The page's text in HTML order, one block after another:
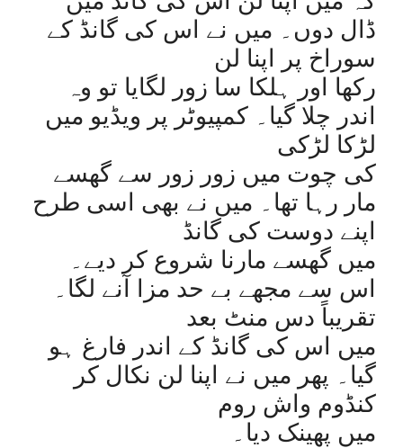
ڈال دوں۔ میں نے اس کی گانڈ کے
سوراخ پر اپنا لن
رکھا اور ہلکا سا زور لگایا تو وہ
اندر چلا گیا۔ کمپیوٹر پر ویڈیو میں
لڑکا لڑکی
کی چوت میں زور زور سے گھسے
مار رہا تھا۔ میں نے بھی اسی طرح
اپنے دوست کی گانڈ
میں گھسے مارنا شروع کر دیے۔
اس سے مجھے بے حد مزا آنے لگا۔
تقریباً دس منٹ بعد
میں اس کی گانڈ کے اندر فارغ ہو
گیا۔ پھر میں نے اپنا لن نکال کر
کنڈوم واش روم
میں پھینک دیا۔